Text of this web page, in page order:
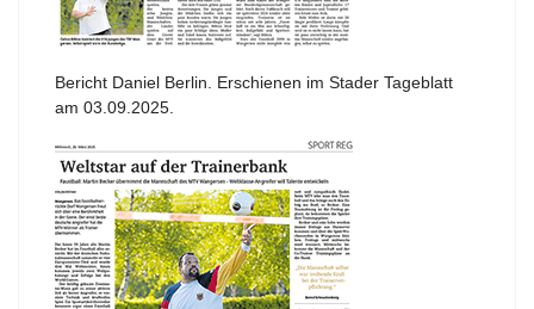
Bericht Daniel Berlin. Erschienen im Stader Tageblatt
am 03.09.2025.